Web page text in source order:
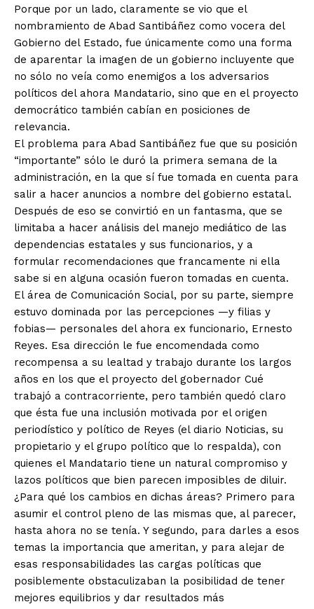
Porque por un lado, claramente se vio que el
nombramiento de Abad Santibáñez como vocera del
Gobierno del Estado, fue únicamente como una forma
de aparentar la imagen de un gobierno incluyente que
no sólo no veía como enemigos a los adversarios
políticos del ahora Mandatario, sino que en el proyecto
democrático también cabían en posiciones de
relevancia.
El problema para Abad Santibáñez fue que su posición
“importante” sólo le duró la primera semana de la
administración, en la que sí fue tomada en cuenta para
salir a hacer anuncios a nombre del gobierno estatal.
Después de eso se convirtió en un fantasma, que se
limitaba a hacer análisis del manejo mediático de las
dependencias estatales y sus funcionarios, y a
formular recomendaciones que francamente ni ella
sabe si en alguna ocasión fueron tomadas en cuenta.
El área de Comunicación Social, por su parte, siempre
estuvo dominada por las percepciones —y filias y
fobias— personales del ahora ex funcionario, Ernesto
Reyes. Esa dirección le fue encomendada como
recompensa a su lealtad y trabajo durante los largos
años en los que el proyecto del gobernador Cué
trabajó a contracorriente, pero también quedó claro
que ésta fue una inclusión motivada por el origen
periodístico y político de Reyes (el diario Noticias, su
propietario y el grupo político que lo respalda), con
quienes el Mandatario tiene un natural compromiso y
lazos políticos que bien parecen imposibles de diluir.
¿Para qué los cambios en dichas áreas? Primero para
asumir el control pleno de las mismas que, al parecer,
hasta ahora no se tenía. Y segundo, para darles a esos
temas la importancia que ameritan, y para alejar de
esas responsabilidades las cargas políticas que
posiblemente obstaculizaban la posibilidad de tener
mejores equilibrios y dar resultados más